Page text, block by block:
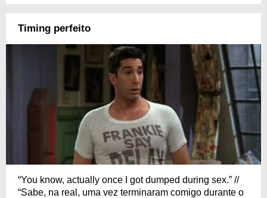
Timing perfeito
“You know, actually once I got dumped during sex.” //
“Sabe, na real, uma vez terminaram comigo durante o